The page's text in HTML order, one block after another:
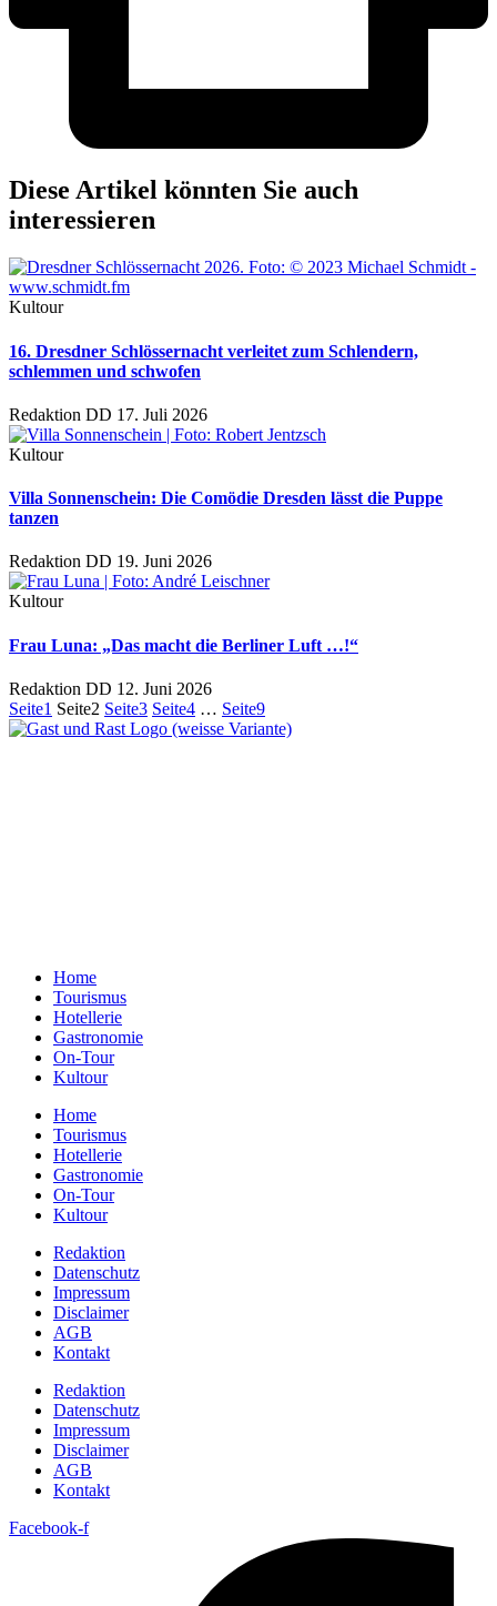
Diese Artikel könnten Sie auch
interessieren
Kultour
16. Dresdner Schlössernacht verleitet zum Schlendern,
schlemmen und schwofen
Redaktion DD 17. Juli 2026
Kultour
Villa Sonnenschein: Die Comödie Dresden lässt die Puppe
tanzen
Redaktion DD 19. Juni 2026
Kultour
Frau Luna: „Das macht die Berliner Luft …!“
Redaktion DD 12. Juni 2026
Seite1 Seite2 Seite3 Seite4 … Seite9
Home
Tourismus
Hotellerie
Gastronomie
On-Tour
Kultour
Home
Tourismus
Hotellerie
Gastronomie
On-Tour
Kultour
Redaktion
Datenschutz
Impressum
Disclaimer
AGB
Kontakt
Redaktion
Datenschutz
Impressum
Disclaimer
AGB
Kontakt
Facebook-f